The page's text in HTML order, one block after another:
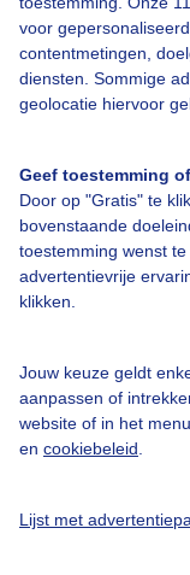
voor
contentmetingen,
diensten. Sommige
geolocatie hiervoor
Geef toestemming
Door op "Gratis" te
bovenstaande
toestemming wenst
advertentievrije
klikken.
Jouw keuze geldt
aanpassen of
website of in het
en cookiebeleid
Lijst met
Bedrijfsgegevens
Veelgestelde
Contact
Adverteren